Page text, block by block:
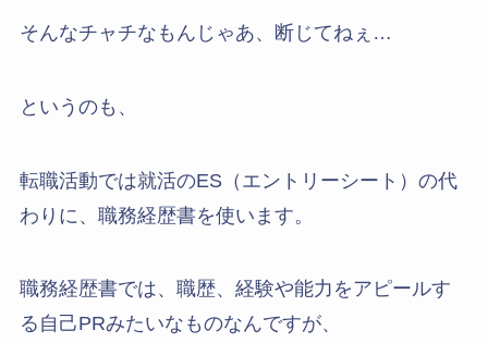
そんなチャチなもんじゃあ、断じてねぇ…
というのも、
転職活動では就活のES（エントリーシート）の代
わりに、職務経歴書を使います。
職務経歴書では、職歴、経験や能力をアピールす
る自己PRみたいなものなんですが、